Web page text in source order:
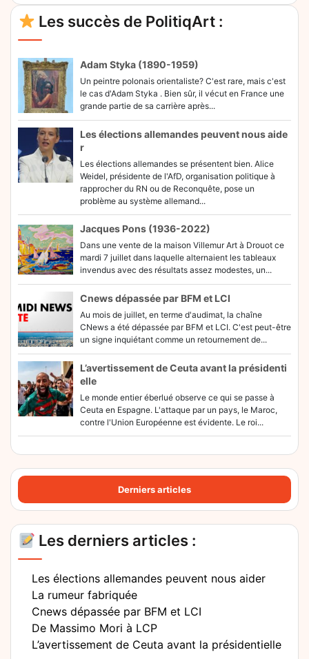
Les succès de PolitiqArt :
Adam Styka (1890-1959)
Un peintre polonais orientaliste? C'est rare, mais c'est
le cas d'Adam Styka . Bien sûr, il vécut en France une
grande partie de sa carrière après...
Les élections allemandes peuvent nous aide
r
Les élections allemandes se présentent bien. Alice
Weidel, présidente de l'AfD, organisation politique à
rapprocher du RN ou de Reconquête, pose un
problème au système allemand...
Jacques Pons (1936-2022)
Dans une vente de la maison Villemur Art à Drouot ce
mardi 7 juillet dans laquelle alternaient les tableaux
invendus avec des résultats assez modestes, un...
Cnews dépassée par BFM et LCI
Au mois de juillet, en terme d'audimat, la chaîne
CNews a été dépassée par BFM et LCI. C'est peut-être
un signe inquiétant comme un retournement de...
L’avertissement de Ceuta avant la présidenti
elle
Le monde entier éberlué observe ce qui se passe à
Ceuta en Espagne. L'attaque par un pays, le Maroc,
contre l'Union Européenne est évidente. Le roi...
Derniers articles
Les derniers articles :
Les élections allemandes peuvent nous aider
La rumeur fabriquée
Cnews dépassée par BFM et LCI
De Massimo Mori à LCP
L’avertissement de Ceuta avant la présidentielle